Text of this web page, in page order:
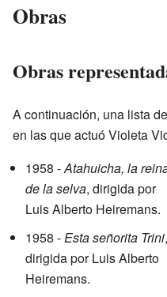
Obras
Obras
A continuación, una lista
en las que actuó Violeta
1958 -Atahuicha, la
de la selva, dirigida por
Luis Alberto Heiremans.
1958 -Esta señorita Trini,
dirigida por Luis Alberto
Heiremans.